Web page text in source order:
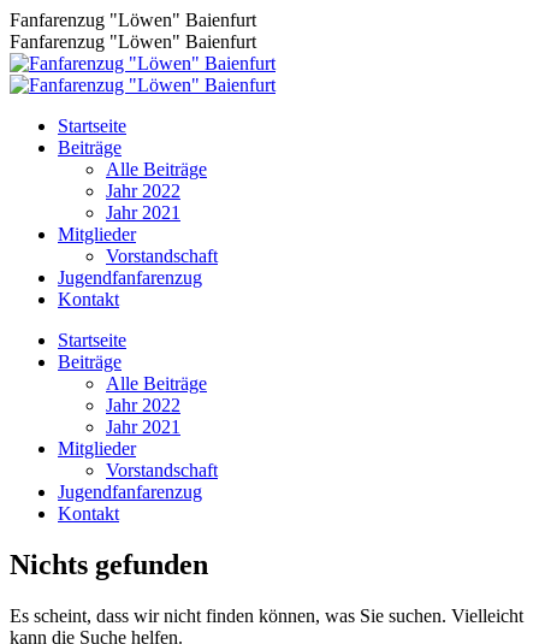
Zum
Inhalt
springen
Fanfarenzug "Löwen" Baienfurt
Fanfarenzug "Löwen" Baienfurt
Startseite
Beiträge
Alle Beiträge
Jahr 2022
Jahr 2021
Mitglieder
Vorstandschaft
Jugendfanfarenzug
Kontakt
Facebook
page
window
Startseite
Beiträge
Alle Beiträge
Jahr 2022
Jahr 2021
Mitglieder
Vorstandschaft
Jugendfanfarenzug
Kontakt
Nichts gefunden
Es scheint, dass wir nicht finden können, was Sie suchen. Vielleicht
kann die Suche helfen.